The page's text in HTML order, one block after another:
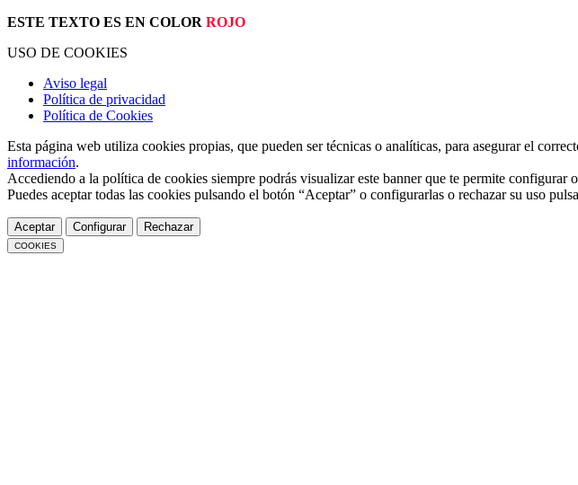
ESTE TEXTO ES EN COLOR ROJO
USO DE COOKIES
Aviso legal
Política de privacidad
Política de Cookies
Esta página web utiliza cookies propias, que pueden ser técnicas o analíticas, para asegurar el
información.
Accediendo a la política de cookies siempre podrás visualizar este banner que te permite configurar
Puedes aceptar todas las cookies pulsando el botón “Aceptar” o configurarlas o rechazar su uso
Aceptar Configurar Rechazar
COOKIES